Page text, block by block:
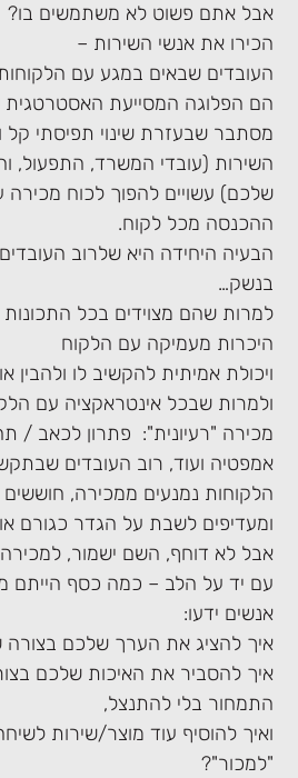
אבל אתם פשוט לא משתמשים בו?
הכירו את אנשי השירות –
העובדים שבאים במגע עם הלקוחות
הם הפלוגה המסייעת
מסתבר שבעזרת שינוי תפיסתי קל
השירות (עובדי המשרד, התפעול,
שלכם) עשויים להפוך לכוח מכירה
ההכנסה מכל לקוח.
הבעיה היחידה היא שלרוב
בנשק…
למרות שהם מצוידים בכל
היכרות מעמיקה עם הלקוח
ויכולת אמיתית להקשיב לו ולהבין
ולמרות שבכל אינטראקציה עם
מכירה "רעיונית": פתרון לכאב /
אמפטיה ועוד, רוב העובדים
הלקוחות נמנעים ממכירה,
ומעדיפים לשבת על הגדר כגורם
אבל לא דוחף, השם ישמור,
עם יד על הלב – כמה כסף הייתם
אנשים ידעו:
איך להציג את הערך שלכם
איך להסביר את האיכות שלכם
התמחור בלי להתנצל,
ואיך להוסיף עוד מוצר/שירות
"למכור"?